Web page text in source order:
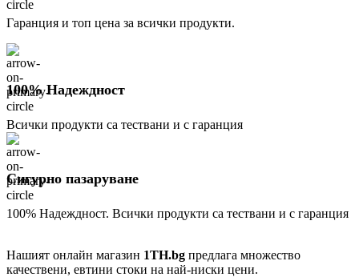
Гаранция и топ цена за всички продукти.
100% Надеждност
Всички продукти са тествани и с гаранция
Сигурно пазаруване
100% Надеждност. Всички продукти са тествани и с гаранция
Нашият онлайн магазин 1TH.bg предлага множество
качествени, евтини стоки на най-ниски цени.